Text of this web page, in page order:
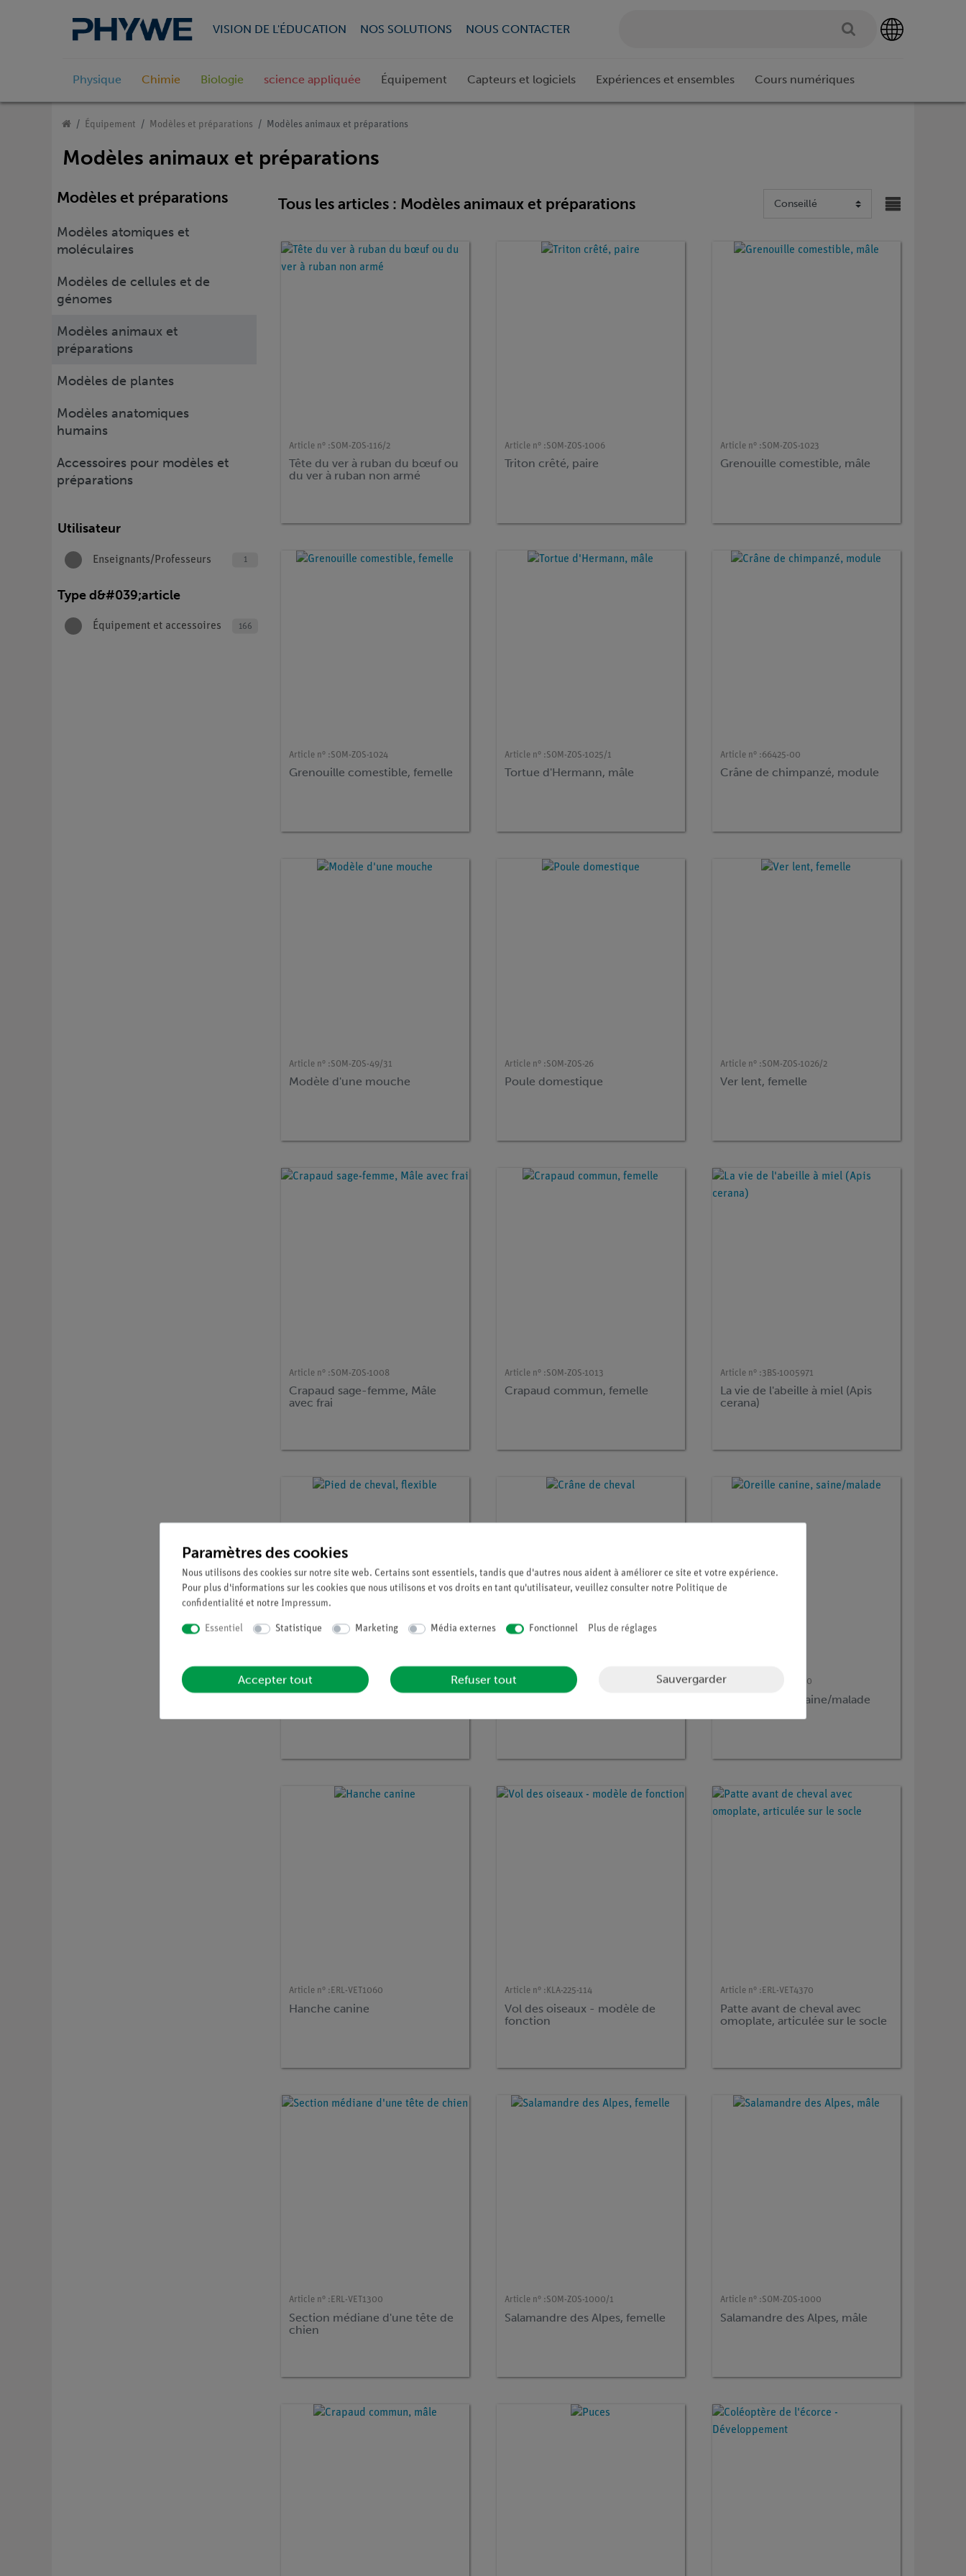
VISION DE L'ÉDUCATION NOS SOLUTIONS NOUS CONTACTER
Physique Chimie Biologie science appliquée Équipement Capteurs et logiciels Expériences et ensembles Cours numériques
Équipement Modèles et préparations Modèles animaux et préparations
Modèles animaux et préparations
Modèles et préparations
Modèles atomiques et
moléculaires
Modèles de cellules et de
génomes
Modèles animaux et
préparations
Modèles de plantes
Modèles anatomiques
humains
Accessoires pour modèles et
préparations
Utilisateur
Enseignants/Professeurs 1
Type d&#039;article
Équipement et accessoires 166
Tous les articles : Modèles animaux et préparations
Article n° :SOM-ZOS-116/2
Tête du ver à ruban du bœuf ou
du ver à ruban non armé
Article n° :SOM-ZOS-1006
Triton crêté, paire
Article n° :SOM-ZOS-1023
Grenouille comestible, mâle
Article n° :SOM-ZOS-1024
Grenouille comestible, femelle
Article n° :SOM-ZOS-1025/1
Tortue d'Hermann, mâle
Article n° :66425-00
Crâne de chimpanzé, module
Article n° :SOM-ZOS-49/31
Modèle d'une mouche
Article n° :SOM-ZOS-26
Poule domestique
Article n° :SOM-ZOS-1026/2
Ver lent, femelle
Article n° :SOM-ZOS-1008
Crapaud sage-femme, Mâle
avec frai
Article n° :SOM-ZOS-1013
Crapaud commun, femelle
Article n° :3BS-1005971
La vie de l'abeille à miel (Apis
cerana)
Article n° : ERL-VET4360 Article n° : ERL-VET4350 Article n° : ERL-VET1210
Oreille canine, saine/malade
Article n° : ERL-VET1060
Hanche canine
Article n° : KLA-225-114
Vol des oiseaux - modèle de
fonction
Article n° : ERL-VET4370
Patte avant de cheval avec
omoplate, articulée sur le socle
Article n° : ERL-VET1300
Section médiane d'une tête de
chien
Article n° :SOM-ZOS-1000/1
Salamandre des Alpes, femelle
Article n° :SOM-ZOS-1000
Salamandre des Alpes, mâle
Paramètres des cookies
Nous utilisons des cookies sur notre site web. Certains sont essentiels, tandis que d'autres nous aident à améliorer ce site et votre expérience.
Pour plus d'informations sur les cookies que nous utilisons et vos droits en tant qu'utilisateur, veuillez consulter notre Politique de
confidentialité et notre Impressum.
Essentiel Statistique Marketing Média externes Fonctionnel Plus de réglages
Accepter tout Refuser tout Sauvergarder